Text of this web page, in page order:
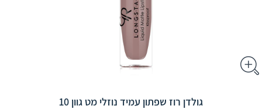
גולדן רוז שפתון עמיד נוזלי מט גוון 10